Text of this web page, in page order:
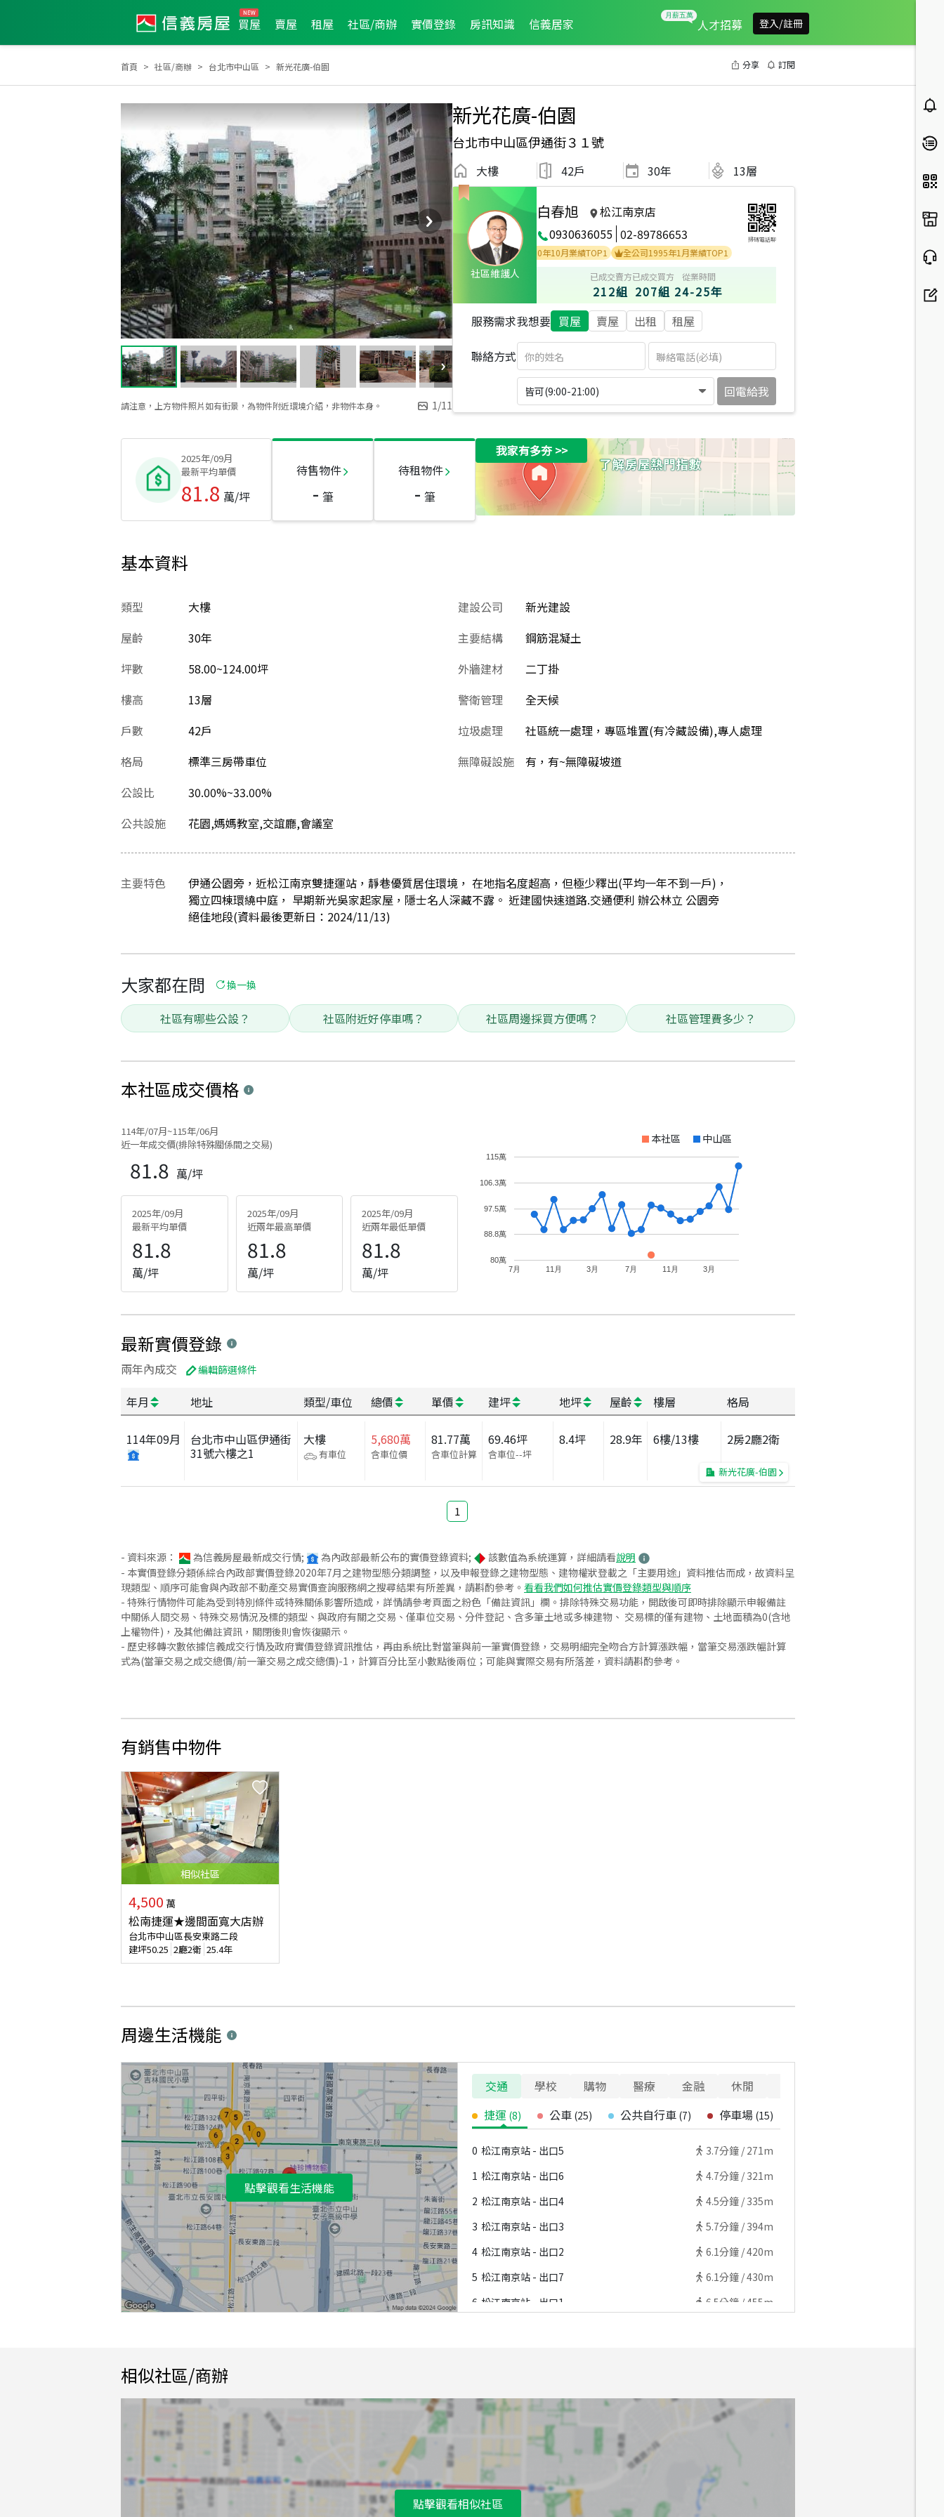
買屋 賣屋 租屋 社區/商辦 實價登錄 房訊知識 信義居家 人才招募 登入/註冊
首頁 社區/商辦 台北市中山區 新光花廣-伯園 分享 訂閱
請注意，上方物件照片如有街景，為物件附近環境介紹，非物件本身。 1/11
新光花廣-伯園
台北市中山區伊通街３１號
大樓 42戶 30年 13層
社區維護人
白春旭
松江南京店
0930636055 02-89786653 掃碼電話聊
2025年第3季度服務品質獎 全公司2017年度業績TOP17 全公司2001年3月業績TOP1 全公司2000年10月業績TOP1
全公司1995年1月業績TOP1
已成交賣方
212組
已成交買方
207組
從業時間
24-25年
服務需求我想要 買屋 賣屋 出租 租屋
聯絡方式
皆可(9:00-21:00) 回電給我
2025年/09月
最新平均單價
81.8 萬/坪
待售物件
- 筆
待租物件
- 筆
我家有多夯>>
基本資料
類型
大樓
屋齡
30年
坪數
58.00~124.00坪
樓高
13層
戶數
42戶
格局
標準三房帶車位
公設比
30.00%~33.00%
建設公司
新光建設
主要結構
鋼筋混凝土
外牆建材
二丁掛
警衛管理
全天候
垃圾處理
社區統一處理，專區堆置(有冷藏設備),專人處理
無障礙設施
有，有~無障礙坡道
公共設施 花園,媽媽教室,交誼廳,會議室
主要特色
伊通公園旁，近松江南京雙捷運站，靜巷優質居住環境， 在地指名度超高，但極少釋出(平均一年不到一戶)，
獨立四棟環繞中庭， 早期新光吳家起家屋，隱士名人深藏不露。 近建國快速道路.交通便利 辦公林立 公園旁
絕佳地段(資料最後更新日：2024/11/13)
大家都在問 換一換
社區有哪些公設？ 社區附近好停車嗎？ 社區周邊採買方便嗎？ 社區管理費多少？
本社區成交價格
114年/07月~115年/06月
近一年成交價(排除特殊關係間之交易)
81.8 萬/坪
2025年/09月
最新平均單價
81.8
萬/坪
2025年/09月
近兩年最高單價
81.8
萬/坪
2025年/09月
近兩年最低單價
81.8
萬/坪
本社區 中山區
7月 11月 3月 7月 11月 3月
80萬
88.8萬
97.5萬
106.3萬
115萬
最新實價登錄
兩年內成交 編輯篩選條件
年月 地址 類型/車位 總價 單價 建坪 地坪 屋齡 樓層 格局
114年09月
台北市中山區伊通街
31號六樓之1
大樓
有車位
5,680萬
含車位價
81.77萬
含車位計算
69.46坪
含車位--坪
8.4坪 28.9年 6樓/13樓 2房2廳2衛
新光花廣-伯園
1
- 資料來源： 為信義房屋最新成交行情; 為內政部最新公布的實價登錄資料; 該數值為系統運算，詳細請看說明
- 本實價登錄分類係綜合內政部實價登錄2020年7月之建物型態分類調整，以及申報登錄之建物型態、建物權狀登載之「主要用途」資料推估而成，故資料呈
現類型、順序可能會與內政部不動產交易實價查詢服務網之搜尋結果有所差異，請斟酌參考。 看看我們如何推估實價登錄類型與順序
- 特殊行情物件可能為受到特別條件或特殊關係影響所造成，詳情請參考頁面之粉色「備註資訊」欄。排除特殊交易功能，開啟後可即時排除顯示申報備註
中關係人間交易、特殊交易情況及標的類型、與政府有關之交易、僅車位交易、分件登記、含多筆土地或多棟建物、 交易標的僅有建物、土地面積為0(含地
上權物件)，及其他備註資訊，關閉後則會恢復顯示。
- 歷史移轉次數依據信義成交行情及政府實價登錄資訊推估，再由系統比對當筆與前一筆實價登錄，交易明細完全吻合方計算漲跌幅，當筆交易漲跌幅計算
式為(當筆交易之成交總價/前一筆交易之成交總價)-1，計算百分比至小數點後兩位；可能與實際交易有所落差，資料請斟酌參考。
有銷售中物件
相似社區
4,500 萬
松南捷運★邊間面寬大店辦
台北市中山區長安東路二段
建坪50.25 2廳2衛 25.4年
周邊生活機能
點擊觀看生活機能
交通 學校 購物 醫療 金融 休閒
捷運 (8) 公車 (25) 公共自行車 (7) 停車場 (15)
0 松江南京站 - 出口5 3.7分鐘 / 271m
1 松江南京站 - 出口6 4.7分鐘 / 321m
2 松江南京站 - 出口4 4.5分鐘 / 335m
3 松江南京站 - 出口3 5.7分鐘 / 394m
4 松江南京站 - 出口2 6.1分鐘 /420m
5 松江南京站 - 出口7 6.1分鐘 /430m
6 松江南京站 - 出口1 6.5分鐘 / 455m
相似社區/商辦
點擊觀看相似社區